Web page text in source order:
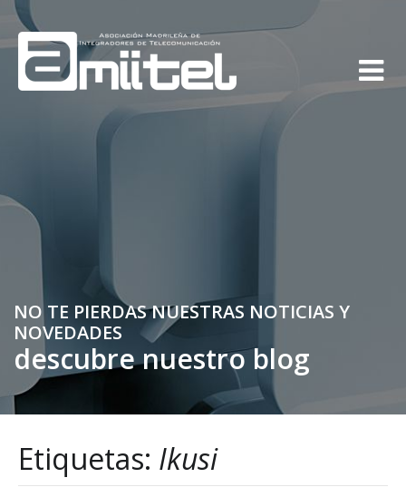
NO TE PIERDAS NUESTRAS NOTICIAS Y
NOVEDADES
descubre nuestro blog
Etiquetas: Ikusi